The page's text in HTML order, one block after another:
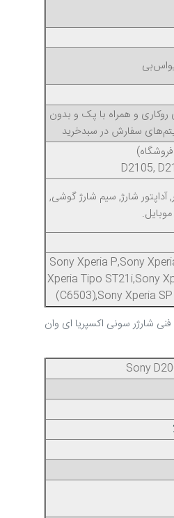
شارژر سونی اکسپریا ای وان
و همراه با پک و بدون
سفارش در سبد‌خرید
D2105,
آداپتور شارژ, سیم شارژ گوشی,
Sony Xperia P,Sony
Xperia Tipo ST21i,Sony
(C6503),Sony Xperia
Sony